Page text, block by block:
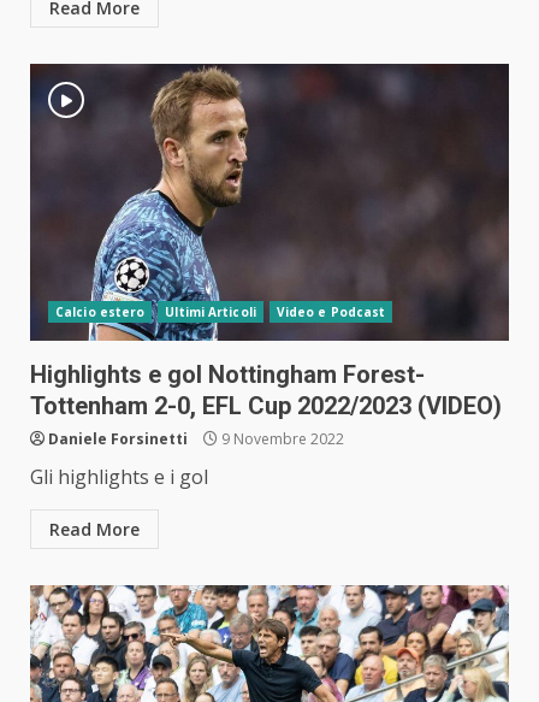
Read More
Calcio estero Ultimi Articoli Video e Podcast
Highlights e gol Nottingham Forest-
Tottenham 2-0, EFL Cup 2022/2023 (VIDEO)
Daniele Forsinetti 9 Novembre 2022
Gli highlights e i gol
Read More